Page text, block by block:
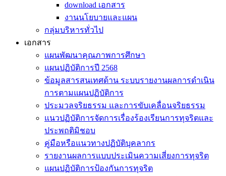
download เอกสาร
งานนโยบายและแผน
กลุ่มบริหารทั่วไป
เอกสาร
แผนพัฒนาคุณภาพการศึกษา
แผนปฏิบัติการปี 2568
ข้อมูลสารสนเทศด้าน ระบบรายงานผลการดำเนิน
การตามแผนปฏิบัติการ
ประมวลจริยธรรม และการขับเคลื่อนจริยธรรม
แนวปฏิบัติการจัดการเรื่องร้องเรียนการทุจริตและ
ประพฤติมิชอบ
คู่มือหรือแนวทางปฏิบัติบุคลากร
รายงานผลการแบบประเมินความเสี่ยงการทุจริต
แผนปฏิบัติการป้องกันการทุจริต